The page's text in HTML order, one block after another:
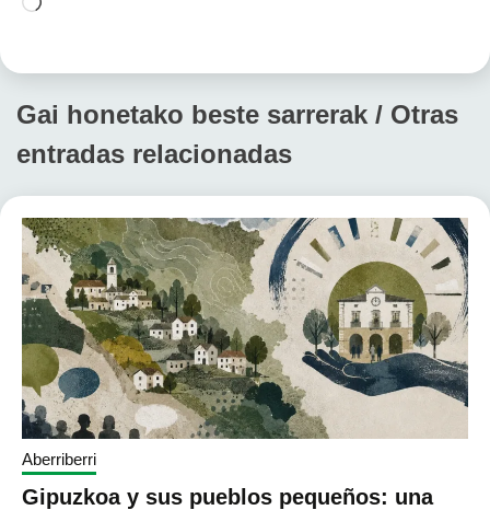
Cargando...
Gai honetako beste sarrerak / Otras
entradas relacionadas
Aberriberri
Gipuzkoa y sus pueblos pequeños: una